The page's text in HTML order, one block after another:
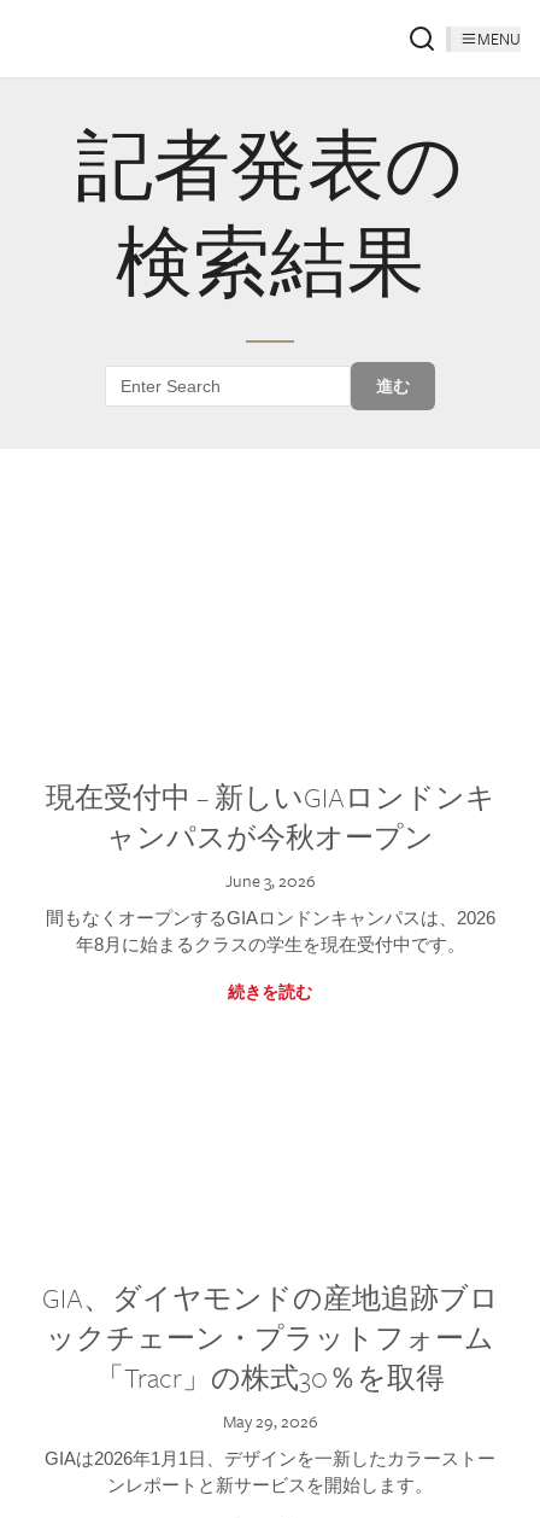
MENU
記者発表の
検索結果
進む
現在受付中 – 新しいGIAロンドンキ
ャンパスが今秋オープン
June 3, 2026
間もなくオープンするGIAロンドンキャンパスは、2026
年8月に始まるクラスの学生を現在受付中です。
続きを読む
GIA、ダイヤモンドの産地追跡ブロ
ックチェーン・プラットフォーム
「Tracr」の株式30％を取得
May 29, 2026
GIAは2026年1月1日、デザインを一新したカラーストー
ンレポートと新サービスを開始します。